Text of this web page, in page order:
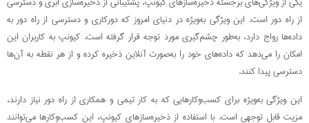
از راه دور است. این ویژگی به‌ویژه در دنیای امروز که دورکاری و دسترسی از راه دور به
داده‌ها رواج دارد، به‌طور چشم‌گیری مورد توجه قرار گرفته است. کیونپ به کاربران این
امکان را می‌دهد که داده‌های خود را به‌صورت آنلاین ذخیره کرده و از هر نقطه به آن‌ها
دسترسی پیدا کنند.
این ویژگی به‌ویژه برای کسب‌وکارهایی که به کار تیمی و همکاری از راه دور نیاز دارند،
مزیت قابل توجهی است. با استفاده از ذخیره‌سازهای کیونپ، این کسب‌وکارها می‌توانند